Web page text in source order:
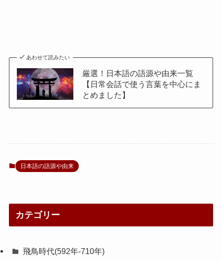
あわせて読みたい
厳選！日本語の語源や由来一覧
【日常会話で使う言葉を中心にま
とめました】
日本語の語源や由来
カテゴリー
飛鳥時代(592年-710年)